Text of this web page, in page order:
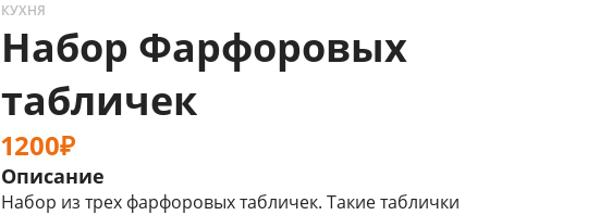
КУХНЯ
Набор Фарфоровых
табличек
1200₽
Описание
Набор из трех фарфоровых табличек. Такие таблички